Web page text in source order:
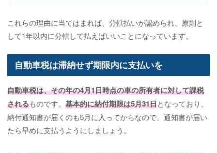
これらの理由に当てはまれば、分轄払いが認められ、原則と
して1年以内に分轄して払えばいいことになっています。
自動車税は滞納せず期限内に支払いを
自動車税は、その年の4月1日時点の車の所有者に対して課税
されるものです。 基本的に納付期限は5月31日となっており、
納付通知書が届くのも5月に入ってからなので、通知書が届い
たら早めに支払うようにしましょう。